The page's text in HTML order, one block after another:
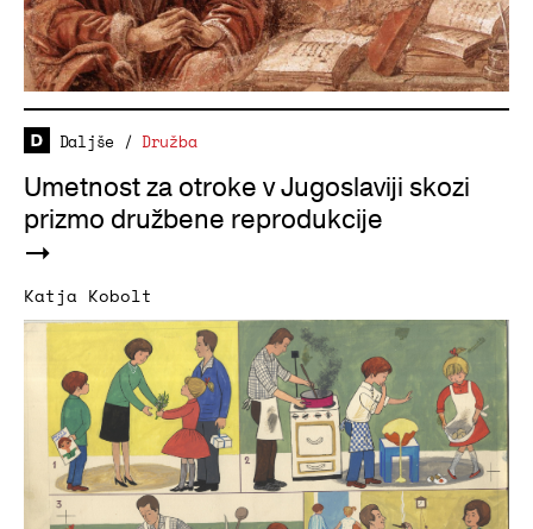
Daljše / Družba
Umetnost za otroke v Jugoslaviji skozi
prizmo družbene reprodukcije
Katja Kobolt